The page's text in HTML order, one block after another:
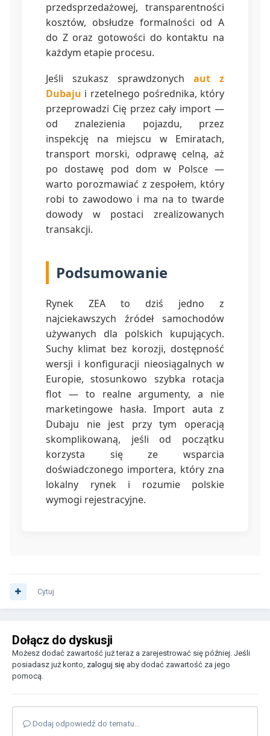
przedsprzedażowej, transparentności
kosztów, obsłudze formalności od A
do Z oraz gotowości do kontaktu na
każdym etapie procesu.
Jeśli szukasz sprawdzonych aut z
Dubaju i rzetelnego pośrednika, który
przeprowadzi Cię przez cały import —
od znalezienia pojazdu, przez
inspekcję na miejscu w Emiratach,
transport morski, odprawę celną, aż
po dostawę pod dom w Polsce —
warto porozmawiać z zespołem, który
robi to zawodowo i ma na to twarde
dowody w postaci zrealizowanych
transakcji.
Podsumowanie
Rynek ZEA to dziś jedno z
najciekawszych źródeł samochodów
używanych dla polskich kupujących.
Suchy klimat bez korozji, dostępność
wersji i konfiguracji nieosiągalnych w
Europie, stosunkowo szybka rotacja
flot — to realne argumenty, a nie
marketingowe hasła. Import auta z
Dubaju nie jest przy tym operacją
skomplikowaną, jeśli od początku
korzysta się ze wsparcia
doświadczonego importera, który zna
lokalny rynek i rozumie polskie
wymogi rejestracyjne.
Cytuj
Dołącz do dyskusji
Możesz dodać zawartość już teraz a zarejestrować się później. Jeśli
posiadasz już konto, zaloguj się aby dodać zawartość za jego
pomocą.
Dodaj odpowiedź do tematu...